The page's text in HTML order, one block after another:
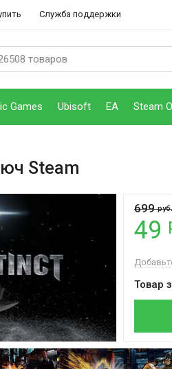
Служба поддержки
Games Ubisoft EA Steam
Steam
699руб.
49
Товар